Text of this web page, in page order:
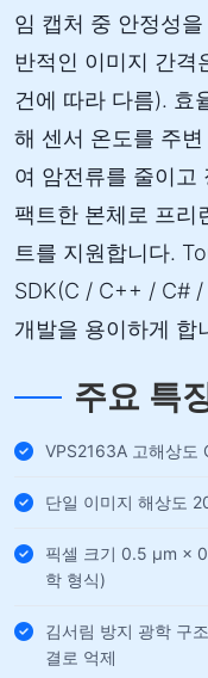
임 캡처 중 안정성
반적인 이미지 간격
건에 따라 다름). 효
해 센서 온도를 주
여 암전류를 줄이고
팩트한 본체로 프리
트를 지원합니다.
SDK(C / C++ / C#
개발을 용이하게 합
주요 특
VPS2163A 고해상도
단일 이미지 해상도
픽셀 크기 0.5 µm ×
학 형식)
김서림 방지 광학 구
결로 억제